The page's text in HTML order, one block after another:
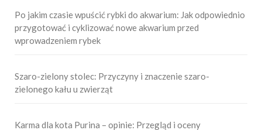
Po jakim czasie wpuścić rybki do akwarium: Jak odpowiednio
przygotować i cyklizować nowe akwarium przed
wprowadzeniem rybek
Szaro-zielony stolec: Przyczyny i znaczenie szaro-
zielonego kału u zwierząt
Karma dla kota Purina – opinie: Przegląd i oceny